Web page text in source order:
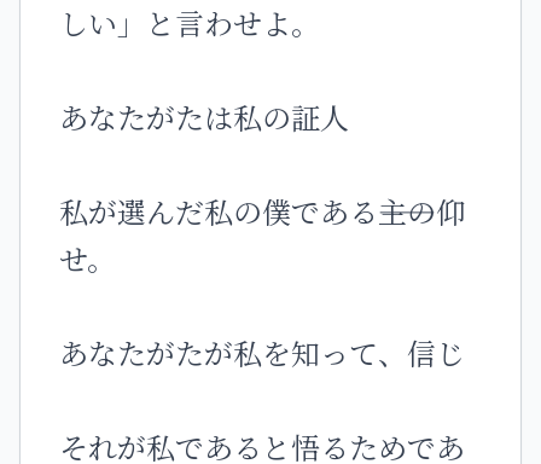
しい」と言わせよ。
あなたがたは私の証人
私が選んだ私の僕である――主の仰
せ。
あなたがたが私を知って、信じ
それが私であると悟るためであ